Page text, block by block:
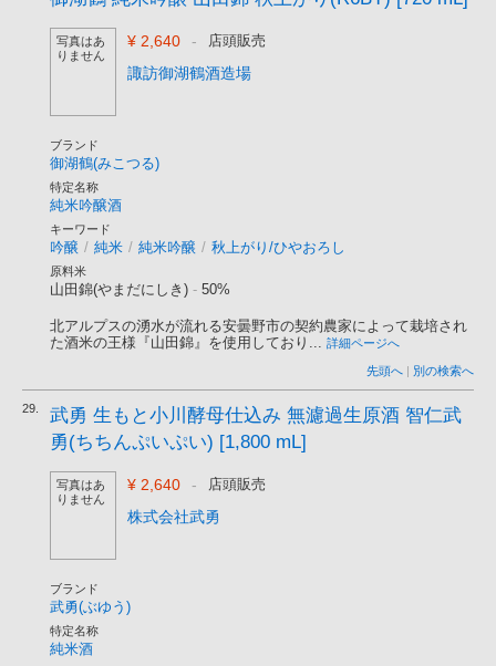
写真はあ
りません
¥ 2,640 - 店頭販売
諏訪御湖鶴酒造場
ブランド
御湖鶴(みこつる)
特定名称
純米吟醸酒
キーワード
吟醸 / 純米 / 純米吟醸 / 秋上がり/ひやおろし
原料米
山田錦(やまだにしき) - 50%
北アルプスの湧水が流れる安曇野市の契約農家によって栽培され
た酒米の王様『山田錦』を使用しており... 詳細ページへ
先頭へ | 別の検索へ
29.
武勇 生もと小川酵母仕込み 無濾過生原酒 智仁武
勇(ちちんぷいぷい) [1,800 mL]
写真はあ
りません
¥ 2,640 - 店頭販売
株式会社武勇
ブランド
武勇(ぶゆう)
特定名称
純米酒